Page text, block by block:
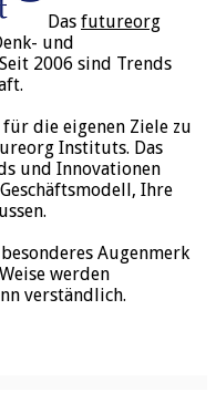
Das futureorg
und
2006 sind Trends
die eigenen Ziele zu
Instituts. Das
und Innovationen
Ihre
Augenmerk
werden
verständlich.